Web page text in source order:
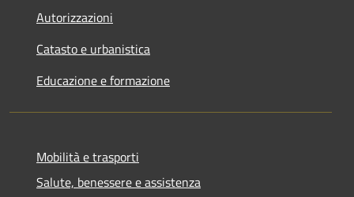
Autorizzazioni
Catasto e urbanistica
Educazione e formazione
Mobilità e trasporti
Salute, benessere e assistenza